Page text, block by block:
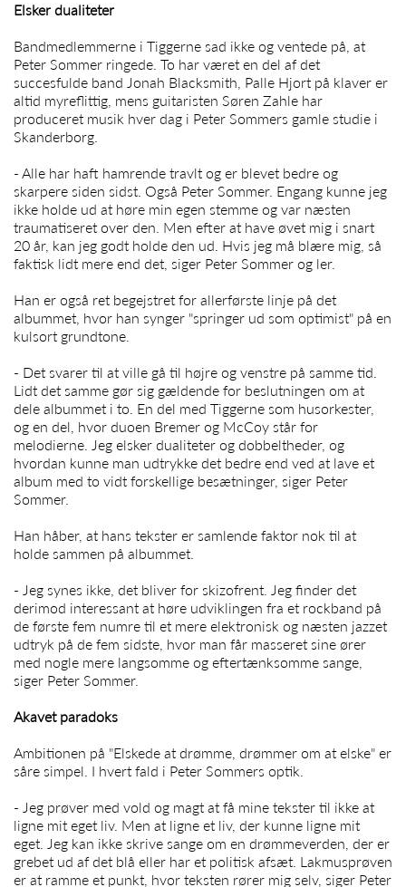
Elsker dualiteter
Bandmedlemmerne i Tiggerne sad ikke og ventede på, at
Peter Sommer ringede. To har været en del af det
succesfulde band Jonah Blacksmith, Palle Hjort på klaver er
altid myreflittig, mens guitaristen Søren Zahle har
produceret musik hver dag i Peter Sommers gamle studie i
Skanderborg.
- Alle har haft hamrende travlt og er blevet bedre og
skarpere siden sidst. Også Peter Sommer. Engang kunne jeg
ikke holde ud at høre min egen stemme og var næsten
traumatiseret over den. Men efter at have øvet mig i snart
20 år, kan jeg godt holde den ud. Hvis jeg må blære mig, så
faktisk lidt mere end det, siger Peter Sommer og ler.
Han er også ret begejstret for allerførste linje på det
albummet, hvor han synger "springer ud som optimist" på en
kulsort grundtone.
- Det svarer til at ville gå til højre og venstre på samme tid.
Lidt det samme gør sig gældende for beslutningen om at
dele albummet i to. En del med Tiggerne som husorkester,
og en del, hvor duoen Bremer og McCoy står for
melodierne. Jeg elsker dualiteter og dobbeltheder, og
hvordan kunne man udtrykke det bedre end ved at lave et
album med to vidt forskellige besætninger, siger Peter
Sommer.
Han håber, at hans tekster er samlende faktor nok til at
holde sammen på albummet.
- Jeg synes ikke, det bliver for skizofrent. Jeg finder det
derimod interessant at høre udviklingen fra et rockband på
de første fem numre til et mere elektronisk og næsten jazzet
udtryk på de fem sidste, hvor man får masseret sine ører
med nogle mere langsomme og eftertænksomme sange,
siger Peter Sommer.
Akavet paradoks
Ambitionen på "Elskede at drømme, drømmer om at elske" er
såre simpel. I hvert fald i Peter Sommers optik.
- Jeg prøver med vold og magt at få mine tekster til ikke at
ligne mit eget liv. Men at ligne et liv, der kunne ligne mit
eget. Jeg kan ikke skrive sange om en drømmeverden, der er
grebet ud af det blå eller har et politisk afsæt. Lakmusprøven
er at ramme et punkt, hvor teksten rører mig selv, siger Peter